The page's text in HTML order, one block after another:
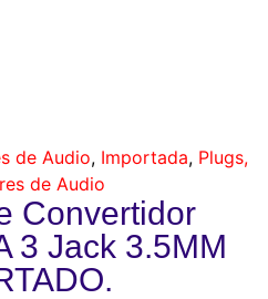
de Audio, Importada, Plugs,
de Audio
Convertidor
3 Jack 3.5MM